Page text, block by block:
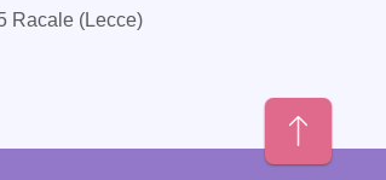
Racale (Lecce)